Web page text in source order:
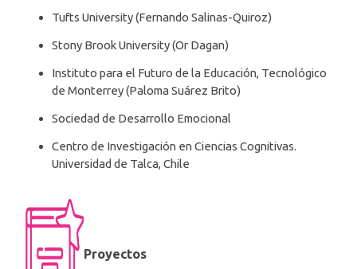
Tufts University (Fernando Salinas-Quiroz)
Stony Brook University (Or Dagan)
Instituto para el Futuro de la Educación, Tecnológico
de Monterrey (Paloma Suárez Brito)
Sociedad de Desarrollo Emocional
Centro de Investigación en Ciencias Cognitivas.
Universidad de Talca, Chile
Proyectos